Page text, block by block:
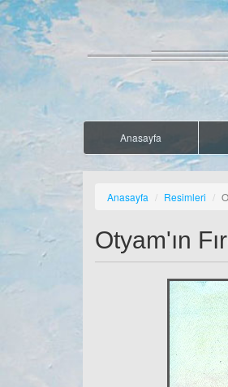
Anasayfa
Anasayfa Resimleri
Otyam'ın